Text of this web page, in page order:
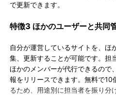
で更新できます。
特徴3 ほかのユーザーと共同
自分が運営しているサイトを、ほ
集、更新することが可能です。担
ほかのメンバーが代行できるので
報をリリースできます。 無料で10
るため、用途別に担当者を振り分